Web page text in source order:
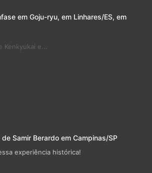
em Goju-ryu, em Linhares/ES, em
e...
Samir Berardo em Campinas/SP
experiência histórica!